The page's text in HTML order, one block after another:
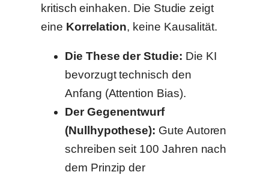
kritisch einhaken. Die Studie zeigt
eine Korrelation, keine Kausalität.
Die These der Studie: Die KI
bevorzugt technisch den
Anfang (Attention Bias).
Der Gegenentwurf
(Nullhypothese): Gute Autoren
schreiben seit 100 Jahren nach
dem Prinzip der